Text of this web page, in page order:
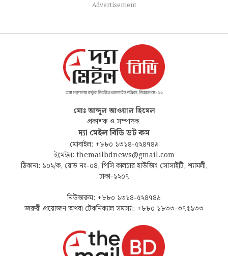
Advertisement
মোঃ আব্দুল আওয়াল হিমেল
প্রকাশক ও সম্পাদক
দ্যা মেইল বিডি ডট কম
মোবাইল: +৮৮০ ১৩১৪-৫২৪৭৪৯
ইমেইল: themailbdnews@gmail.com
ঠিকানা: ১০২/ক, রোড নং-০৪, পিসি কালচার হাউজিং সোসাইটি, শ্যামলী,
ঢাকা-১২০৭
নিউজরুম: +৮৮০ ১৩১৪-৫২৪৭৪৯
জরুরী প্রয়োজন অথবা টেকনিক্যাল সমস্যা: +৮৮০ ১৮৩৩-৩৭৫১৩৩